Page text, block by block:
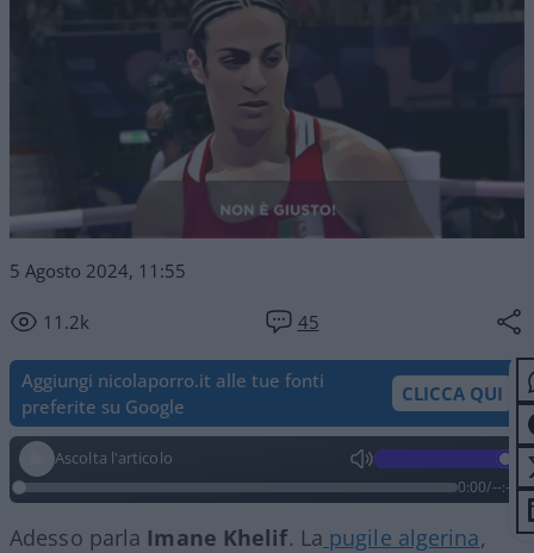
5 Agosto 2024, 11:55
11.2k 45
Aggiungi nicolaporro.it alle tue fonti
preferite su Google
CLICCA QUI
Ascolta l'articolo
0:00/--:--
Adesso parla Imane Khelif. La pugile algerina,